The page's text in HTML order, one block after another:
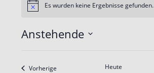
HinweisEs wurden keine Ergebnisse gefunden.
Anstehende
VorherigeVeranstaltungen Heute